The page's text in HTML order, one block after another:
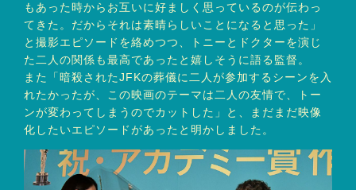
もあった時からお互いに好ましく思っているのが伝わっ
てきた。だからそれは素晴らしいことになると思った」
と撮影エピソードを絡めつつ、トニーとドクターを演じ
た二人の関係も最高であったと嬉しそうに語る監督。
また「暗殺されたJFKの葬儀に二人が参加するシーンを入
れたかったが、この映画のテーマは二人の友情で、トー
ンが変わってしまうのでカットした」と、まだまだ映像
化したいエピソードがあったと明かしました。